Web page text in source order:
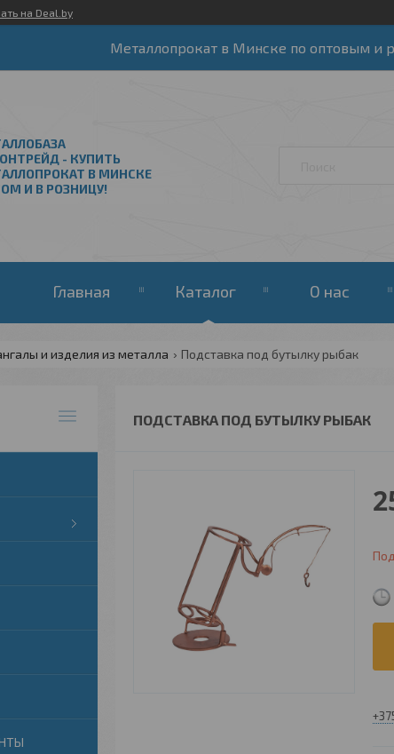
на Deal.by
Металлопрокат в Минске по оптовым и
- КУПИТЬ
В МИНСКЕ
И В РОЗНИЦУ!
Главная Каталог О нас
и изделия из металла Подставка под бутылку рыбак
ПОДСТАВКА ПОД БУТЫЛКУ РЫБАК